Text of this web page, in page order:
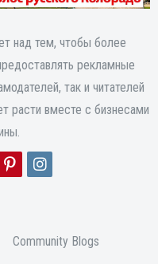
над тем, чтобы более
рекламные
так и читателей
расти вместе с бизнесами
Community Blogs